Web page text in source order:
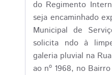
do Regimento
seja encaminhado
Municipal de
solicita ndo à
galeria pluvial na
ao nº 1968, no